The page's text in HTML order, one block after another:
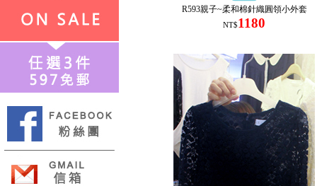
R593親子~柔和棉針織圓領小外套
NT$1180